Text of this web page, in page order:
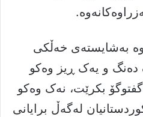
بەشایستەى خەڵکى
دەنگ و یەک ڕیز وەکو
بکرێت، نەک وەکو
لەگەڵ برایانى